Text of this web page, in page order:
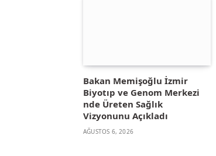
Bakan Memişoğlu İzmir
Biyotıp ve Genom Merkezi
nde Üreten Sağlık
Vizyonunu Açıkladı
AĞUSTOS 6, 2026